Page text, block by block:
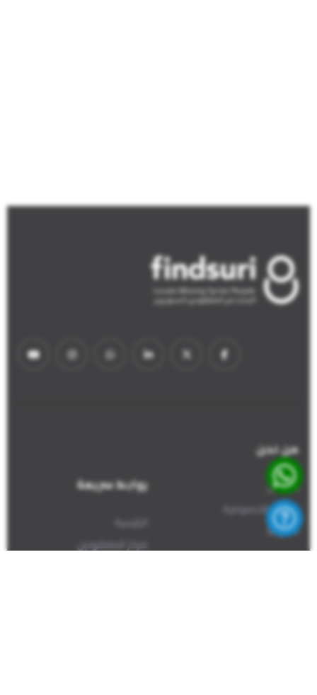
من نحن
من نحن
سياسة الخصوصية
اتصل بنا
روابط سريعة
الرئيسية
مركز المفقودين